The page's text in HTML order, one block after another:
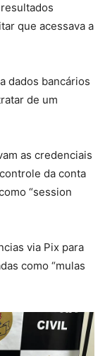
que acessava a
dados bancários
de um
as credenciais
da conta
“session
via Pix para
como “mulas